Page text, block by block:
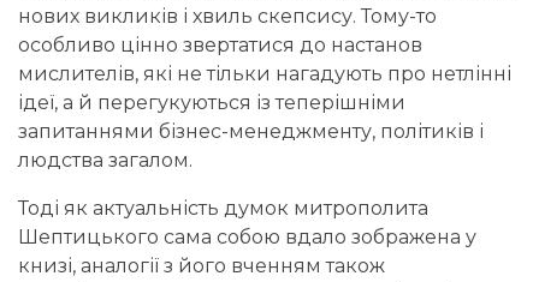
нових викликів і хвиль скепсису. Тому-то
особливо цінно звертатися до настанов
мислителів, які не тільки нагадують про нетлінні
ідеї, а й перегукуються із теперішніми
запитаннями бізнес-менеджменту, політиків і
людства загалом.
Тоді як актуальність думок митрополита
Шептицького сама собою вдало зображена у
книзі, аналогії з його вченням також